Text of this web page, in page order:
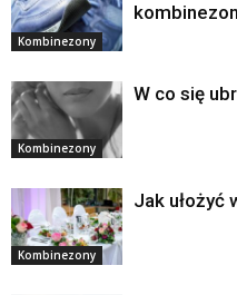
Kombinezony
Kombinezony
W co się
Kombinezony
Jak ułożyć